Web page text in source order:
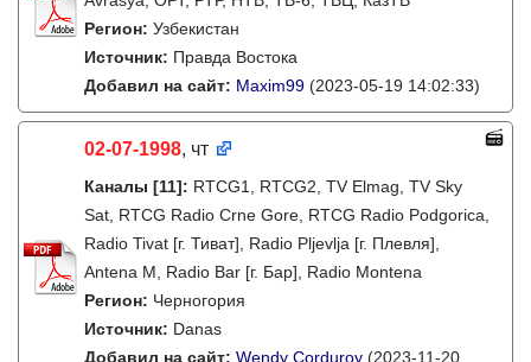
Регион: Узбекистан
Источник: Правда Востока
Добавил на сайт: Maxim99 (2023-05-19 14:02:33)
02-07-1998, чт
Каналы [11]: RTCG1, RTCG2, TV Elmag, TV Sky
Sat, RTCG Radio Crne Gore, RTCG Radio Podgorica,
Radio Tivat [г. Тиват], Radio Pljevlja [г. Плевля],
Antena M, Radio Bar [г. Бар], Radio Montena
Регион: Черногория
Источник: Danas
Добавил на сайт: Wendy Corduroy (2023-11-20